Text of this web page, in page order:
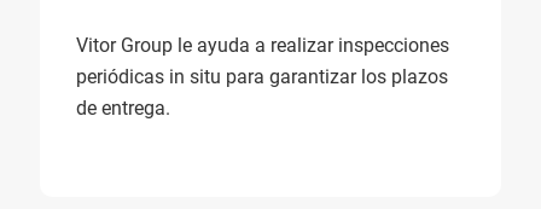
Vitor Group le ayuda a realizar inspecciones
periódicas in situ para garantizar los plazos
de entrega.